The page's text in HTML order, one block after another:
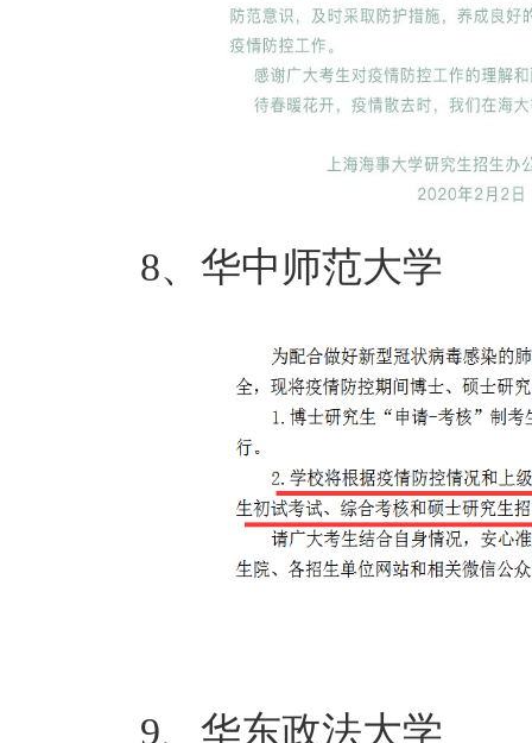
8、华中师范大学
9、华东政法大学